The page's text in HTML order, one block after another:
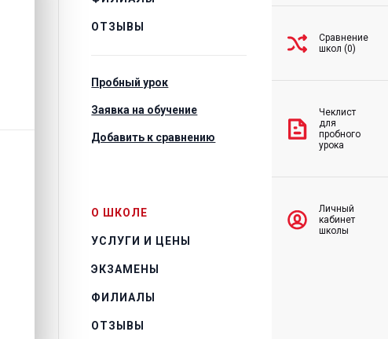
ОТЗЫВЫ
Пробный урок
Заявка на обучение
Добавить к сравнению
О ШКОЛЕ
УСЛУГИ И ЦЕНЫ
ЭКЗАМЕНЫ
ФИЛИАЛЫ
ОТЗЫВЫ
Сравнение
школ (0)
Чеклист
для
пробного
урока
Личный
кабинет
школы